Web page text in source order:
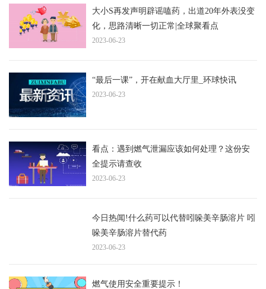
大小S再发声明辟谣嗑药，出道20年外表没变
化，思路清晰一切正常|全球聚看点
2023-06-23
“最后一课”，开在献血大厅里_环球快讯
2023-06-23
看点：遇到燃气泄漏应该如何处理？这份安
全提示请查收
2023-06-23
今日热闻!什么药可以代替吲哚美辛肠溶片 吲
哚美辛肠溶片替代药
2023-06-23
燃气使用安全重要提示！